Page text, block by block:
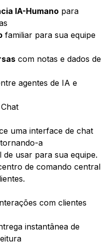
IA-Humano para
familiar para sua equipe
com notas e dados de
agentes de IA e
uma interface de chat
a
usar para sua equipe.
de comando central
com clientes
instantânea de